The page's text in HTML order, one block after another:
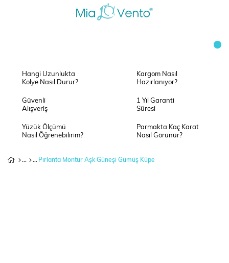
Hangi Uzunlukta
Kolye Nasıl Durur?
Kargom Nasıl
Hazırlanıyor?
Güvenli
Alışveriş
1 Yıl Garanti
Süresi
Yüzük Ölçümü
Nasıl Öğrenebilirim?
Parmakta Kaç Karat
Nasıl Görünür?
Pırlanta Montür Aşk Güneşi Gümüş Küpe